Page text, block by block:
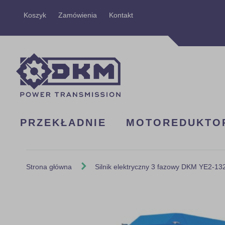
Koszyk Zamówienia KontaktPrzejdź
PRZEKŁADNIE
Strona główna Silnik elektryczny 3 fazowy DKM YE2-